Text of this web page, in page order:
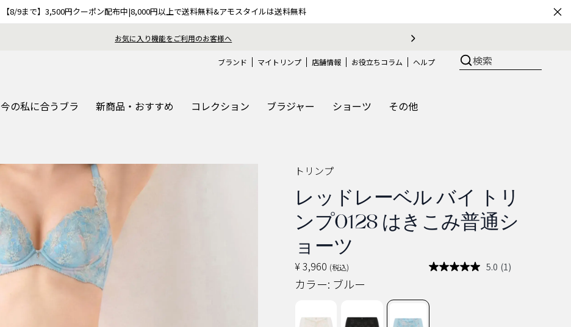
【8/9まで】3,500円クーポン配布中|8,000円以上で送料無料&アモスタイルは送料無料 ×
おうちで簡単♪ブラサイズの測り方、選び方
ブランド マイトリンプ 店舗情報 お役立ちコラム ヘルプ
今の私に合うブラ 新商品・おすすめ コレクション ブラジャー ショーツ その他
検索
トリンプ
レッドレーベル バイ トリ
ンプ0128 はきこみ普通シ
ョーツ
¥ 3,960 (税込) 5.0 レ
(1)
カラー: ブルー